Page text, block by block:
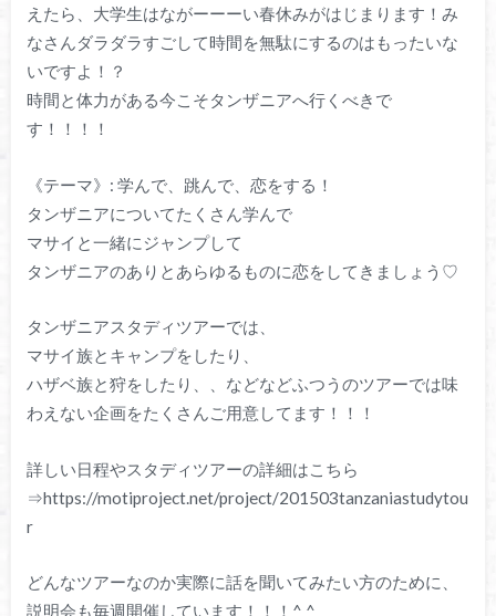
えたら、大学生はながーーーい春休みがはじまります！み
なさんダラダラすごして時間を無駄にするのはもったいな
いですよ！？
時間と体力がある今こそタンザニアへ行くべきで
す！！！！
《テーマ》: 学んで、跳んで、恋をする！
タンザニアについてたくさん学んで
マサイと一緒にジャンプして
タンザニアのありとあらゆるものに恋をしてきましょう♡
タンザニアスタディツアーでは、
マサイ族とキャンプをしたり、
ハザベ族と狩をしたり、、などなどふつうのツアーでは味
わえない企画をたくさんご用意してます！！！
詳しい日程やスタディツアーの詳細はこちら
⇒https://motiproject.net/project/201503tanzaniastudytou
r
どんなツアーなのか実際に話を聞いてみたい方のために、
説明会も毎週開催しています！！！^ ^